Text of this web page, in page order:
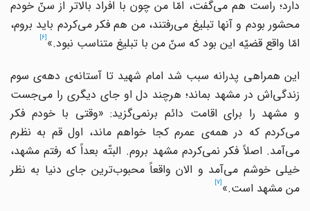
دارد؛ راست هم می‌گفت، امّا من چون با افراد بالاتر از سنّ خودم
محشور بودم و آنها تبلیغ می‌رفتند، من هم فکر می‌کردم باید بروم،
امّا واقع قضیّه این بود که سنّ من با تبلیغ متناسب نبود.»
این همراهی پدرانه سبب شد امام شهید تا آستانه‌ی دهه‌ی سوم
زندگی‌اش در مشهد بماند؛ هرچند دل او جای دیگری را می‌جست
و مشهد را برای اقامت دائم برنمی‌گزید: «وقتی با خودم فکر
می‌کردم که در همه‌ی عمرم کجا خواهم ماند، اول قم به نظرم
می‌آمد. اصلاً فکر نمی‌کردم مشهد بروم. البتّه بعداً که رفتم مشهد،
خیلی خوشم می‌آمد و الان واقعاً محبوب‌ترین جای دنیا به نظر
من مشهد است.»